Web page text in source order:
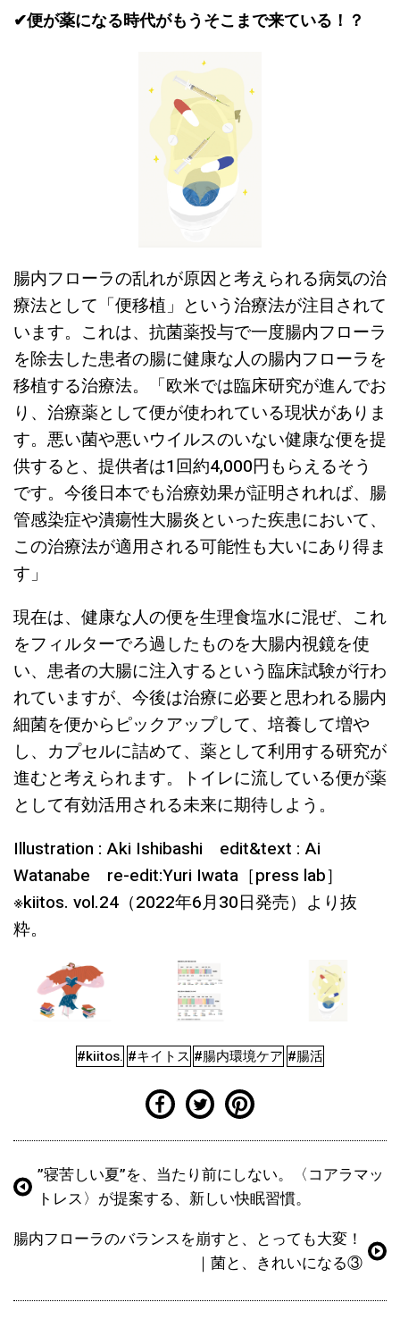
✔︎便が薬になる時代がもうそこまで来ている！？
腸内フローラの乱れが原因と考えられる病気の治
療法として「便移植」という治療法が注目されて
います。これは、抗菌薬投与で一度腸内フローラ
を除去した患者の腸に健康な人の腸内フローラを
移植する治療法。「欧米では臨床研究が進んでお
り、治療薬として便が使われている現状がありま
す。悪い菌や悪いウイルスのいない健康な便を提
供すると、提供者は1回約4,000円もらえるそう
です。今後日本でも治療効果が証明されれば、腸
管感染症や潰瘍性大腸炎といった疾患において、
この治療法が適用される可能性も大いにあり得ま
す」
現在は、健康な人の便を生理食塩水に混ぜ、これ
をフィルターでろ過したものを大腸内視鏡を使
い、患者の大腸に注入するという臨床試験が行わ
れていますが、今後は治療に必要と思われる腸内
細菌を便からピックアップして、培養して増や
し、カプセルに詰めて、薬として利用する研究が
進むと考えられます。トイレに流している便が薬
として有効活用される未来に期待しよう。
Illustration : Aki Ishibashi edit&text : Ai
Watanabe re-edit:Yuri Iwata［press lab］
※kiitos. vol.24（2022年6月30日発売）より抜
粋。
#kiitos. #キイトス #腸内環境ケア #腸活
”寝苦しい夏”を、当たり前にしない。〈コアラマッ
トレス〉が提案する、新しい快眠習慣。
腸内フローラのバランスを崩すと、とっても大変！
｜菌と、きれいになる③